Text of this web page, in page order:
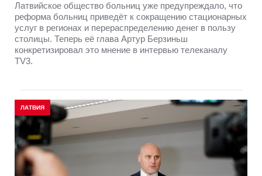
Латвийское общество больниц уже предупреждало, что
реформа больниц приведёт к сокращению стационарных
услуг в регионах и перераспределению денег в пользу
столицы. Теперь её глава Артур Берзиньш
конкретизировал это мнение в интервью телеканалу
TV3.
ЛАТВИЯ